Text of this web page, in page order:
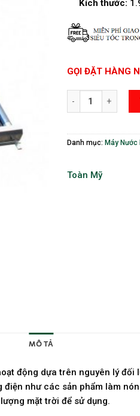
Kích thước:
GỌI ĐẶT HÀNG
Máy Nước Nóng
Danh mục: Máy Nước
Toàn Mỹ
MÔ TẢ
động dựa trên nguyên lý
như các sản phẩm làm
mặt trời để sử dụng.